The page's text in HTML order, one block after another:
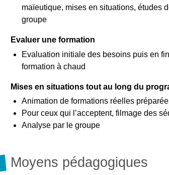
maïeutique, mises en situations, études
groupe
Evaluer une formation
Evaluation initiale des besoins puis en
formation à chaud
Mises en situations tout au long du
Animation de formations réelles
Pour ceux qui l’acceptent, filmage des
Analyse par le groupe
Moyens pédagogiques